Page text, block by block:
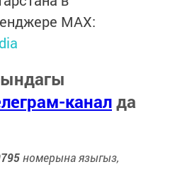
MАХ:
каналда
номерына языгыз,